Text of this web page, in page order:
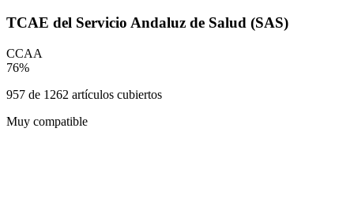
TCAE del Servicio Andaluz de Salud (SAS)
CCAA
76%
957 de 1262 artículos cubiertos
Muy compatible